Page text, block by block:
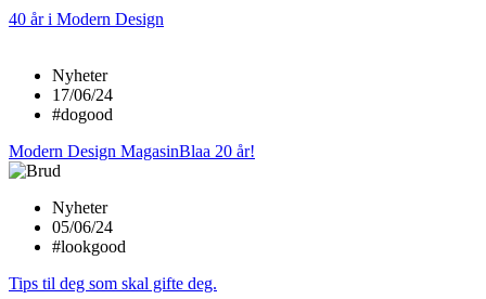
40 år i Modern Design
Nyheter
17/06/24
#dogood
Modern Design MagasinBlaa 20 år!
Nyheter
05/06/24
#lookgood
Tips til deg som skal gifte deg.